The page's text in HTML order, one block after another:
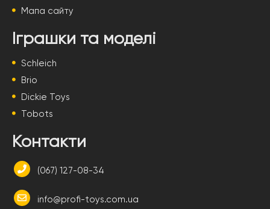
Мапа сайту
Іграшки та моделі
Schleich
Brio
Dickie Toys
Tobots
Контакти
(067) 127-08-34
info@profi-toys.com.ua